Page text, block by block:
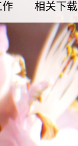
作 相关下载